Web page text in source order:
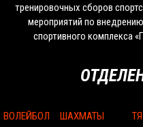
тренировочных сборов
мероприятий по
спортивного комплекса
ВОЛЕЙБОЛ ШАХМАТЫ